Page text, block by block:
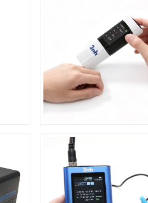
PS02 皮肤色差宝
产品型号：
产品品牌：
产品型号：